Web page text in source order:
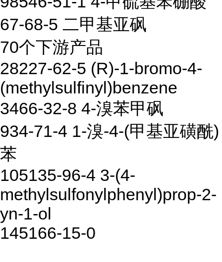
67-68-5 二甲基亚砜
70个下游产品
28227-62-5 (R)-1-bromo-4-
(methylsulfinyl)benzene
3466-32-8 4-溴苯甲砜
934-71-4 1-溴-4-(甲基亚磺酰)
苯
105135-96-4 3-(4-
methylsulfonylphenyl)prop-2-
yn-1-ol
145166-15-0